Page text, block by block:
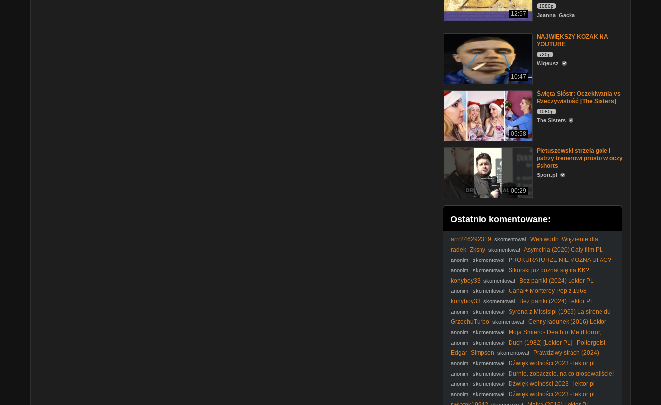
12:57
1080p
Joanna_Gacka
10:47
NAJWIĘKSZY KOZAK NA
YOUTUBE
720p
Wigeusz
05:58
Święta Sióstr: Oczekiwania vs
Rzeczywistość [The Sisters]
1080p
The Sisters
00:29
Pietuszewski strzela gole i
patrzy trenerowi prosto w oczy
#shorts
Sport.pl
Ostatnio komentowane:
arrr246292319 skomentował
Wentworth: Więzienie dla
kobiet S04E12 Lektor PL
radek_Zksny skomentował Asymetria (2020) Cały film PL
anonim skomentował
PROKURATURZE NIE MOŻNA UFAĆ?
Wojna o przecieki!
anonim skomentował
Sikorski już poznał się na KK?
#Sikorski #kler #elita #polityka #KK #katolicyzm #kościół
konyboy33 skomentował Bez paniki (2024) Lektor PL
anonim skomentował
Canal+ Monterey Pop z 1968
roku(emisja 7 kwietnia 2001 roku)
konyboy33 skomentował Bez paniki (2024) Lektor PL
anonim skomentował
Syrena z Missisipi (1969) La sirène du
Mississipi [1080p]
GrzechuTurbo skomentował
Cenny ładunek (2016) Lektor
anonim skomentował
Moja Śmierć - Death of Me (Horror,
2020) [napisy pl]
anonim skomentował
Duch (1982) [Lektor PL] - Poltergeist
Edgar_Simpson skomentował
Prawdziwy strach (2024)
Lektor PL
anonim skomentował Dźwięk wolności 2023 - lektor pl
anonim skomentował
Durnie, zobaczcie, na co głosowaliście!
#Nawrocki #Batyr #protestanci #wybory2025 #polityka
anonim skomentował Dźwięk wolności 2023 - lektor pl
anonim skomentował
Dźwięk wolności 2023 - lektor pl